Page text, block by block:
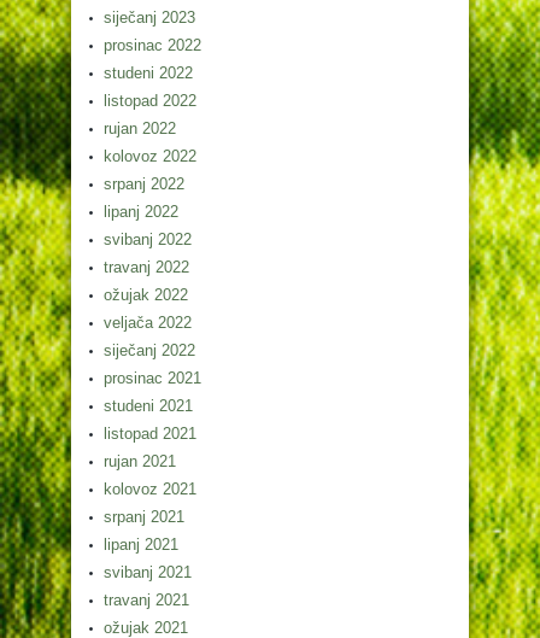
siječanj 2023
prosinac 2022
studeni 2022
listopad 2022
rujan 2022
kolovoz 2022
srpanj 2022
lipanj 2022
svibanj 2022
travanj 2022
ožujak 2022
veljača 2022
siječanj 2022
prosinac 2021
studeni 2021
listopad 2021
rujan 2021
kolovoz 2021
srpanj 2021
lipanj 2021
svibanj 2021
travanj 2021
ožujak 2021